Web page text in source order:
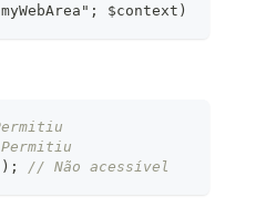
$context)
) ; // Não acessível